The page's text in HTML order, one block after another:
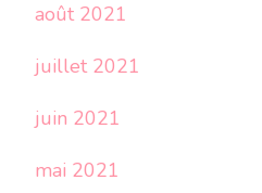
août 2021
juillet 2021
juin 2021
mai 2021